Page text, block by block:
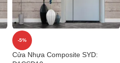
-5%
Cửa Nhựa Composite SYD: